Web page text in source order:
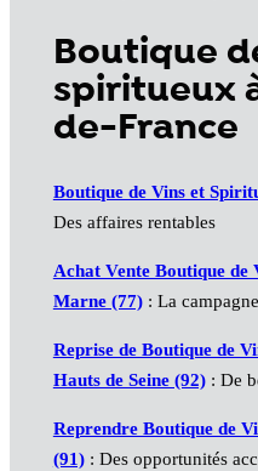
Boutique
spiritueux
de-France
Boutique de Vins et
Des affaires rentables
Achat Vente Boutique de
Marne (77): La
Reprise de Boutique de
Hauts de Seine (92): De
Reprendre Boutique de
(91): Des opportunités